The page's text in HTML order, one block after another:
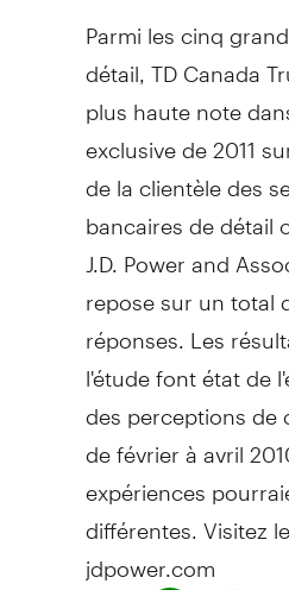
Parmi les cinq
détail, TD Canada
plus haute note
exclusive de 2011
de la clientèle des
bancaires de détail
J.D. Power and
repose sur un total
réponses. Les
l'étude font état de
des perceptions de
de février à avril
expériences
différentes. Visitez
jdpower.com